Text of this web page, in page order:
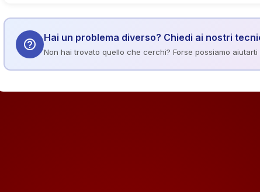
help_outline Hai un problema diverso? Chiedi ai nostri
Non hai trovato quello che cerchi? Forse possiamo